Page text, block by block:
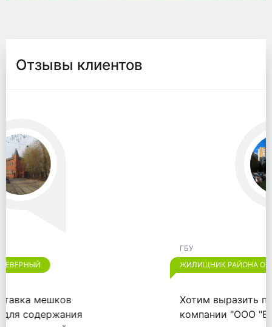
Отзывы клиентов
ЖИЛИЩНИК РАЙОНА ОТРАДНОЕ
Хотим выразить признательность
компании "ООО "ВАЙТПАК"" за